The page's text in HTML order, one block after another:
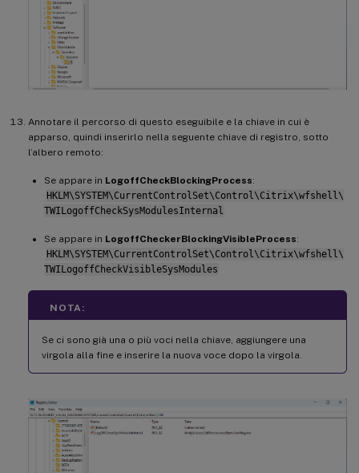
Annotare il percorso di questo eseguibile e la chiave in cui è
apparso, quindi inserirlo nella seguente chiave di registro, sotto
l’albero remoto:
Se appare in LogoffCheckBlockingProcess:
HKLM\SYSTEM\CurrentControlSet\Control\Citrix\wfshell\
TWILogoffCheckSysModulesInternal
Se appare in LogoffCheckerBlockingVisibleProcess:
HKLM\SYSTEM\CurrentControlSet\Control\Citrix\wfshell\
TWILogoffCheckVisibleSysModules
NOTA:
Se ci sono già una o più voci nella chiave, aggiungere una
virgola alla fine e inserire la nuova voce dopo la virgola.